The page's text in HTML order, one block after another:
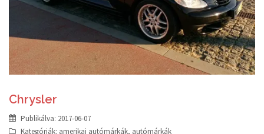
Chrysler
Publikálva: 2017-06-07
Kategóriák: amerikai autómárkák, autómárkák